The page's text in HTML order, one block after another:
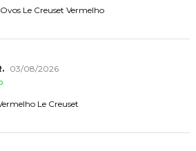
Le Creuset Vermelho
03/08/2026
Le Creuset